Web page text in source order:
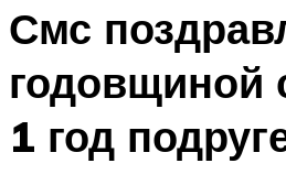
Смс
годовщиной
1 год